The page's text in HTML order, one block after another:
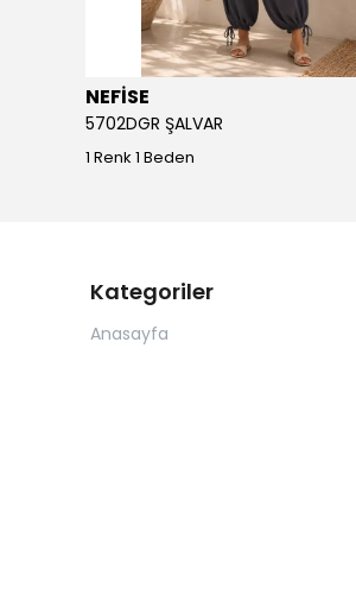
NEFİSE
5702DGR ŞALVAR
1 Renk 1 Beden
Kategoriler
Anasayfa